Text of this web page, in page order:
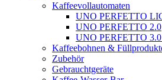
Kaffeevollautomaten
UNO PERFETTO
UNO PERFETTO 2.0
UNO PERFETTO
Kaffeebohnen &
Zubehör
Gebrauchtgeräte